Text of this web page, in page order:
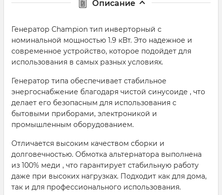
Описание
Генератор Champion тип инверторный с
номинальной мощностью 1.9 кВт. Это надежное и
современное устройство, которое подойдет для
использования в самых разных условиях.
Генератор типа обеспечивает стабильное
энергоснабжение благодаря чистой синусоиде , что
делает его безопасным для использования с
бытовыми приборами, электроникой и
промышленным оборудованием.
Отличается высоким качеством сборки и
долговечностью. Обмотка альтернатора выполнена
из 100% меди , что гарантирует стабильную работу
даже при высоких нагрузках. Подходит как для дома,
так и для профессионального использования.